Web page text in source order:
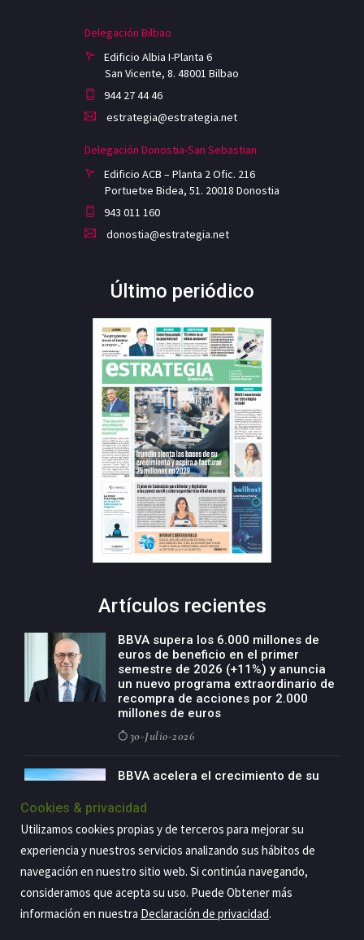
Delegación Bilbao
Edificio Albia I-Planta 6
San Vicente, 8. 48001 Bilbao
944 27 44 46
estrategia@estrategia.net
Delegación Donostia-San Sebastian
Edificio ACB – Planta 2 Ofic. 216
Portuetxe Bidea, 51. 20018 Donostia
943 011 160
donostia@estrategia.net
Último periódico
Artículos recientes
BBVA supera los 6.000 millones de
euros de beneficio en el primer
semestre de 2026 (+11%) y anuncia
un nuevo programa extraordinario de
recompra de acciones por 2.000
millones de euros
30-Julio-2026
BBVA acelera el crecimiento de su
de especialización presente en siete
29-Julio-2026
Copyright@2026 Estrategia Empresarial
Cookies & privacidad
Utilizamos cookies propias y de terceros para mejorar su
experiencia y nuestros servicios analizando sus hábitos de
navegación en nuestro sitio web. Si continúa navegando,
consideramos que acepta su uso. Puede Obtener más
información en nuestra Declaración de privacidad.